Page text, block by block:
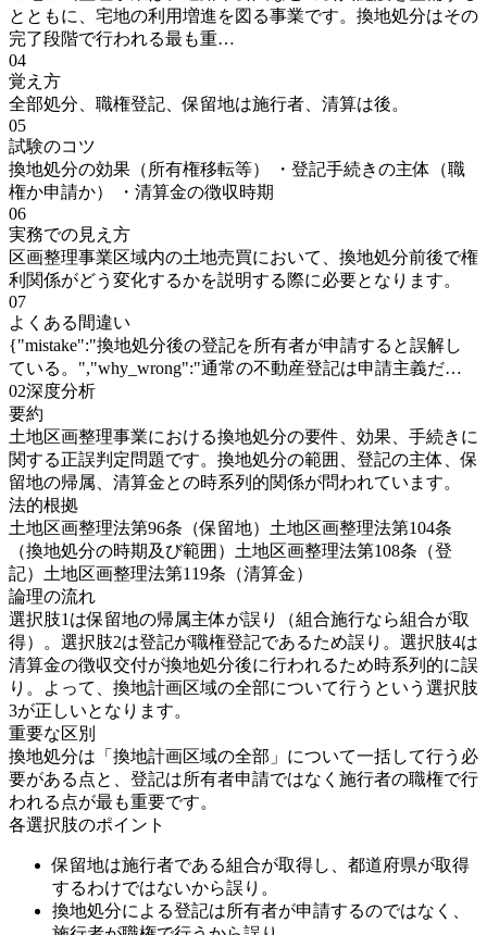
とともに、宅地の利用増進を図る事業です。換地処分はその
完了段階で行われる最も重…
04
覚え方
全部処分、職権登記、保留地は施行者、清算は後。
05
試験のコツ
換地処分の効果（所有権移転等） ・登記手続きの主体（職
権か申請か） ・清算金の徴収時期
06
実務での見え方
区画整理事業区域内の土地売買において、換地処分前後で権
利関係がどう変化するかを説明する際に必要となります。
07
よくある間違い
{"mistake":"換地処分後の登記を所有者が申請すると誤解し
ている。","why_wrong":"通常の不動産登記は申請主義だ…
02深度分析
要約
土地区画整理事業における換地処分の要件、効果、手続きに
関する正誤判定問題です。換地処分の範囲、登記の主体、保
留地の帰属、清算金との時系列的関係が問われています。
法的根拠
土地区画整理法第96条（保留地） 土地区画整理法第104条
（換地処分の時期及び範囲） 土地区画整理法第108条（登
記） 土地区画整理法第119条（清算金）
論理の流れ
選択肢1は保留地の帰属主体が誤り（組合施行なら組合が取
得）。選択肢2は登記が職権登記であるため誤り。選択肢4は
清算金の徴収交付が換地処分後に行われるため時系列的に誤
り。よって、換地計画区域の全部について行うという選択肢
3が正しいとなります。
重要な区別
換地処分は「換地計画区域の全部」について一括して行う必
要がある点と、登記は所有者申請ではなく施行者の職権で行
われる点が最も重要です。
各選択肢のポイント
保留地は施行者である組合が取得し、都道府県が取得
するわけではないから誤り。
換地処分による登記は所有者が申請するのではなく、